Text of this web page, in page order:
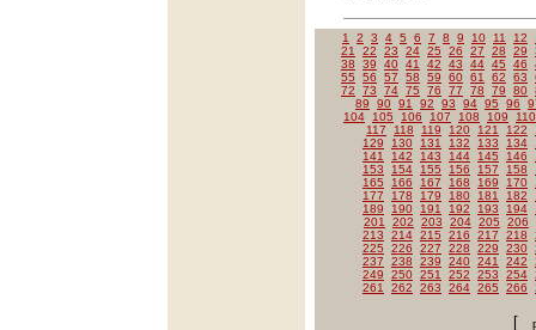
1 2 3 4 5 6 7 8 9 10 11 12
21
22 23 24 25 26 27 28 29
38
39 40 41 42 43 44 45 46
55
56 57 58 59 60 61 62 63
72
73 74 75 76 77 78 79 80
89
90 91 92 93 94 95 96
104
105 106 107 108 109
110
117
118 119 120 121 122
129
130 131 132 133 134
141
142 143 144 145 146
153
154 155 156 157 158
165
166 167 168 169 170
177
178 179 180 181 182
189
190 191 192 193 194
201
202 203 204 205
206
213
214 215 216 217 218
225
226 227 228 229 230
237
238 239 240 241 242
249
250 251 252 253 254
261
262 263 264 265 266
[